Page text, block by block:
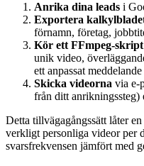
Anrika dina leads i
Exportera
förnamn, företag,
Kör ett FFmpeg-skript
unik video,
ett anpassat
Skicka videorna via e-
från ditt
Detta tillvägagångssätt låter
verkligt personliga videor per
svarsfrekvensen jämfört med